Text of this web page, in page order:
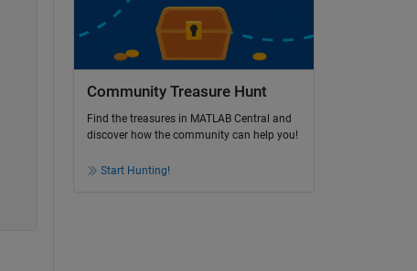
Community Treasure Hunt
Find the treasures in MATLAB Central and
discover how the community can help you!
Start Hunting!